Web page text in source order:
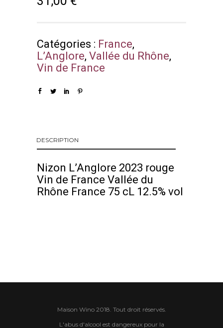
Catégories : France,
L’Anglore, Vallée du Rhône,
Vin de France
DESCRIPTION
Nizon L’Anglore 2023 rouge
Vin de France Vallée du
Rhône France 75 cL 12.5% vol
Maison Wino 2018. Tout droit réservés.
L'abus d'alcool est dangereux pour la